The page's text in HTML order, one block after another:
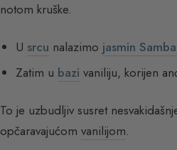
notom kruške.
U srcu nalazimo jasmin
Zatim u bazi vaniliju, korijen
To je uzbudljiv susret
opčaravajućom vanilijom.